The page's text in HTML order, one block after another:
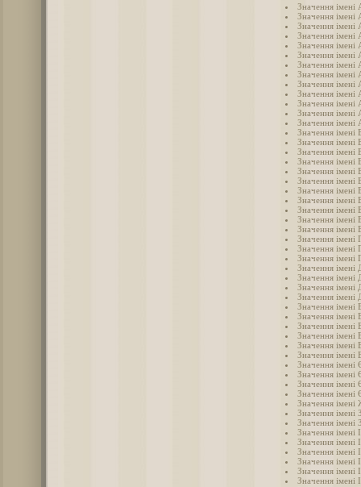
Значення імені
Значення імені
Значення імені
Значення імені
Значення імені
Значення імені
Значення імені
Значення імені
Значення імені
Значення імені
Значення імені
Значення імені
Значення імені
Значення імені
Значення імені
Значення імені
Значення імені
Значення імені
Значення імені
Значення імені
Значення імені
Значення імені
Значення імені
Значення імені
Значення імені
Значення імені
Значення імені
Значення імені
Значення імені
Значення імені
Значення імені
Значення імені
Значення імені
Значення імені
Значення імені
Значення імені
Значення імені
Значення імені
Значення імені
Значення імені
Значення імені
Значення імені
Значення імені
Значення імені
Значення імені
Значення імені
Значення імені
Значення імені
Значення імені
Значення імені